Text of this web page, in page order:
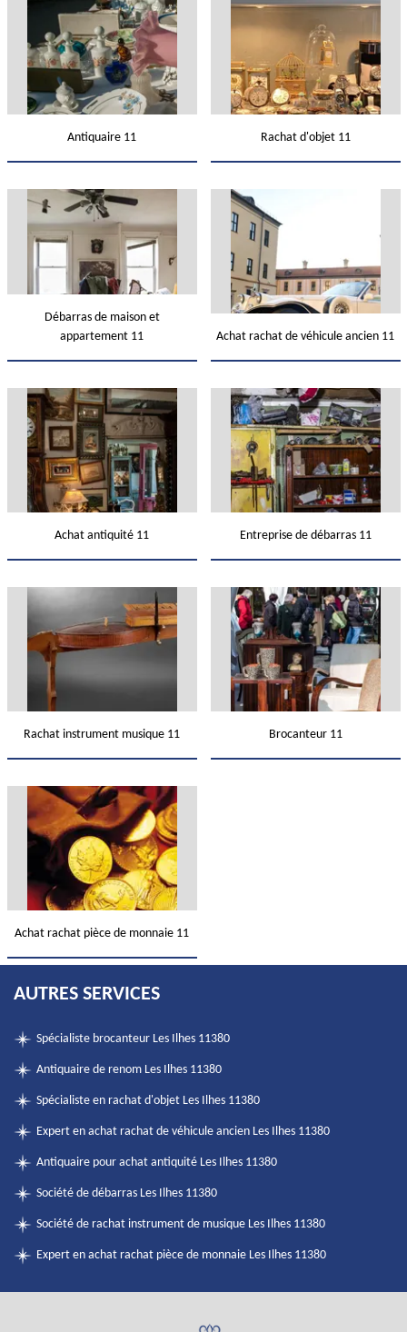
Antiquaire 11 Rachat d'objet 11
Débarras de maison et
appartement 11
Achat rachat de véhicule ancien 11
Achat antiquité 11 Entreprise de débarras 11
Rachat instrument musique 11 Brocanteur 11
Achat rachat pièce de monnaie 11
AUTRES SERVICES
Spécialiste brocanteur Les Ilhes 11380
Antiquaire de renom Les Ilhes 11380
Spécialiste en rachat d'objet Les Ilhes 11380
Expert en achat rachat de véhicule ancien Les Ilhes 11380
Antiquaire pour achat antiquité Les Ilhes 11380
Société de débarras Les Ilhes 11380
Société de rachat instrument de musique Les Ilhes 11380
Expert en achat rachat pièce de monnaie Les Ilhes 11380